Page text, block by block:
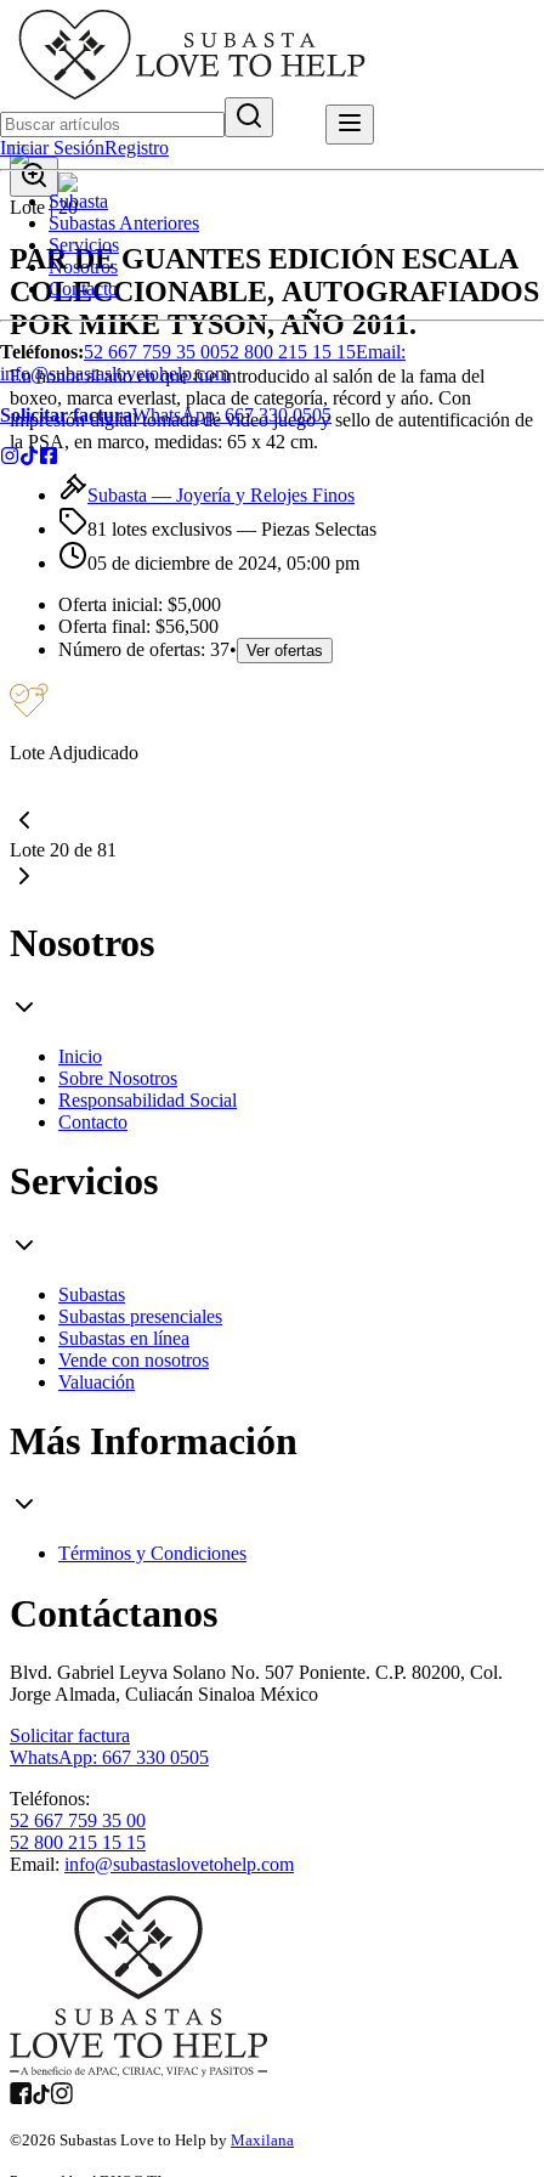
Iniciar SesiónRegistro
Subasta
Subastas Anteriores
Servicios
Nosotros
Contacto
Teléfonos:52 667 759 35 0052 800 215 15 15Email:
info@subastaslovetohelp.com
Solicitar facturaWhatsApp:667 330 0505
Lote |20
PAR DE GUANTES EDICIÓN ESCALA
COLECCIONABLE, AUTOGRAFIADOS
POR MIKE TYSON, AÑO 2011.
En honor al ańo en que fue introducido al salón de la fama del
boxeo, marca everlast, placa de categoría, récord y ańo. Con
impresión digital tomada de video juego y sello de autentificación de
la PSA, en marco, medidas: 65 x 42 cm.
Subasta — Joyería y Relojes Finos
81 lotes exclusivos — Piezas Selectas
05 de diciembre de 2024, 05:00 pm
Oferta inicial: $5,000
Oferta final: $56,500
Número de ofertas: 37• Ver ofertas
Lote Adjudicado
Lote 20 de 81
Nosotros
Inicio
Sobre Nosotros
Responsabilidad Social
Contacto
Servicios
Subastas
Subastas presenciales
Subastas en línea
Vende con nosotros
Valuación
Más Información
Términos y Condiciones
Contáctanos
Blvd. Gabriel Leyva Solano No. 507 Poniente. C.P. 80200, Col.
Jorge Almada, Culiacán Sinaloa México
Solicitar factura
WhatsApp: 667 330 0505
Teléfonos:
52 667 759 35 00
52 800 215 15 15
Email: info@subastaslovetohelp.com
©2026 Subastas Love to Help by Maxilana